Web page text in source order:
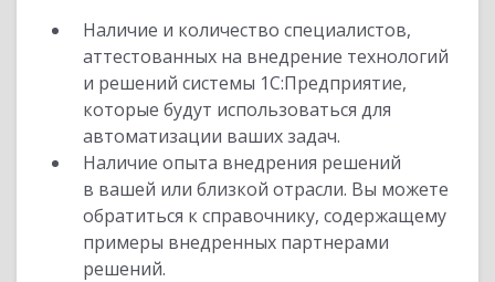
Наличие и количество специалистов,
аттестованных на внедрение технологий
и решений системы 1С:Предприятие,
которые будут использоваться для
автоматизации ваших задач.
Наличие опыта внедрения решений
в вашей или близкой отрасли. Вы можете
обратиться к справочнику, содержащему
примеры внедренных партнерами
решений.